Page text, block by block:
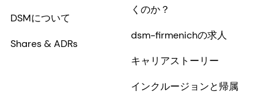
DSMについて
Shares & ADRs
くのか？
dsm-firmenichの求人
キャリアストーリー
インクルージョンと帰属